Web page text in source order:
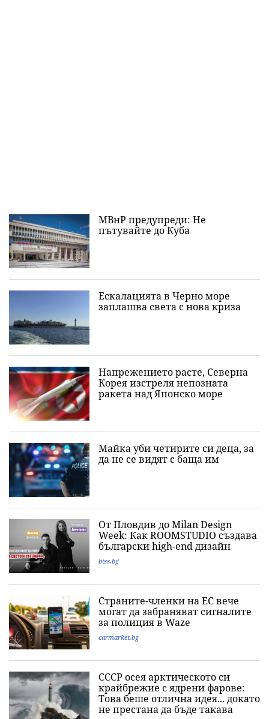
МВнР предупреди: Не
пътувайте до Куба
Ескалацията в Черно море
заплашва света с нова криза
Напрежението расте, Северна
Корея изстреля непозната
ракета над Японско море
Майка уби четирите си деца, за
да не се видят с баща им
От Пловдив до Milan Design
Week: Как ROOMSTUDIO създава
български high-end дизайн
biss.bg
Страните-членки на ЕС вече
могат да забраняват сигналите
за полиция в Waze
carmarket.bg
СССР осея арктическото си
крайбрежие с ядрени фарове:
Това беше отлична идея... докато
не престана да бъде такава